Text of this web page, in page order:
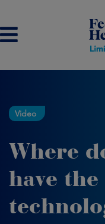
Video
Where
have